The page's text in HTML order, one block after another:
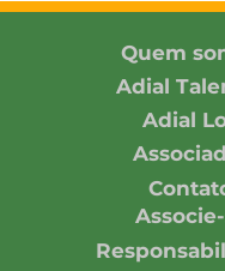
no SIAVS 2026
Quem
Adial
Adial